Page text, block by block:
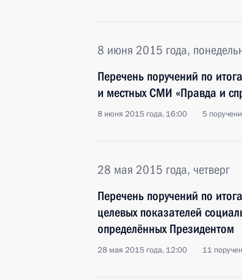
8 июня 2015 года,
Перечень поручений по
и местных СМИ «Правда и
8 июня 2015 года, 16:00 5
28 мая 2015 года, четверг
Перечень поручений по
целевых показателей
определённых Президентом
28 мая 2015 года, 12:00 11